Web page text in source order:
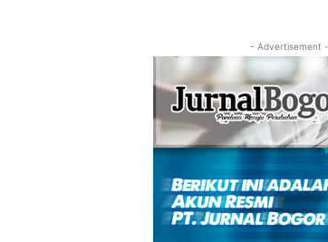
- Advertisement -